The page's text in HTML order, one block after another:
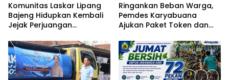
Komunitas Laskar Lipang
Bajeng Hidupkan Kembali
Jejak Perjuangan
Wabup Takalar: Apresiasi
Bahwa Sejarah Adalah
Warisan yang Tak Ternilai”.
Ringankan Beban Warga,
Pemdes Karyabuana
Ajukan Paket Token dan
PLN